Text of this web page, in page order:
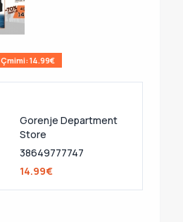
Çmimi: 14.99€
Gorenje Department
Store
38649777747
14.99€